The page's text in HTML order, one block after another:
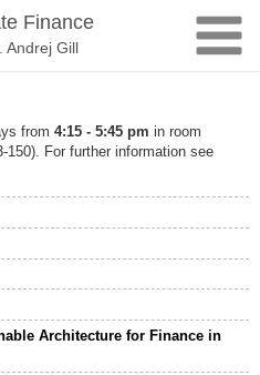
Finance
Andrej Gill
from 4:15 - 5:45 pm in room
For further information see
Architecture for Finance in